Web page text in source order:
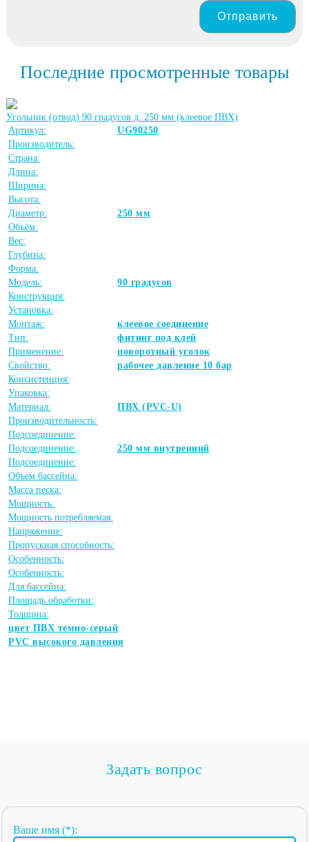
Отправить
Последние просмотренные товары
Угольник (отвод) 90 градусов д. 250 мм (клеевое ПВХ)
Артикул:
UG90250
Производитель:
Страна:
Длина:
Ширина:
Высота:
Диаметр:
250 мм
Объём:
Вес:
Глубина:
Форма:
Модель:
90 градусов
Конструкция:
Установка:
Монтаж:
клеевое соединение
Тип:
фитинг под клей
Применение:
поворотный уголок
Свойство:
рабочее давление 10 бар
Консистенция:
Упаковка:
Материал:
ПВХ (PVC-U)
Производительность:
Подсоединение:
Подсоединение:
250 мм внутренний
Подсоединение:
Объем бассейна:
Масса песка:
Мощность:
Мощность потребляемая:
Напряжение:
Пропускная способность:
Особенность:
Особенность:
Для бассейна:
Площадь обработки:
Толщина:
цвет ПВХ темно-серый
PVC высокого давления
Задать вопрос
Ваше имя (*):